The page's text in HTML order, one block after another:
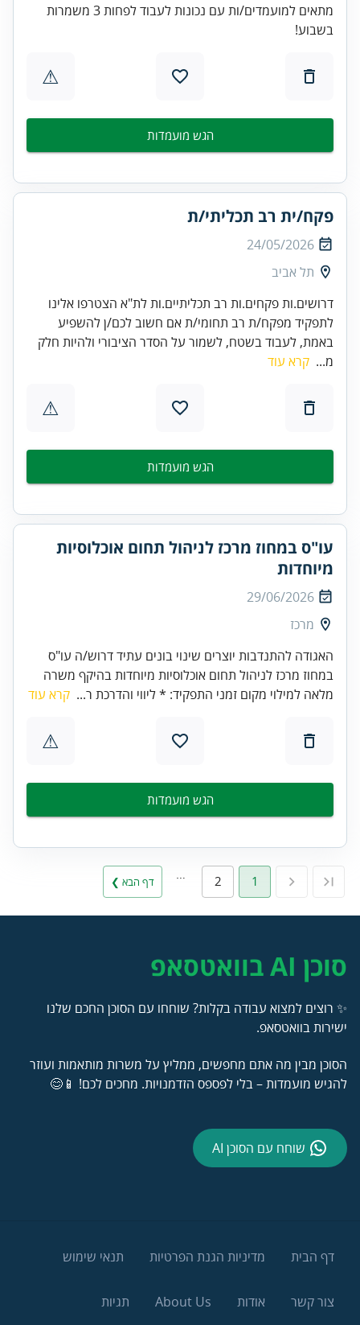
מתאים למועמדים/ות עם נכונות לעבוד לפחות 3 משמרות
בשבוע!
⚠
הגש מועמדות
פקח/ית רב תכליתי/ת
24/05/2026
תל אביב
דרושים.ות פקחים.ות רב תכליתיים.ות לת"א הצטרפו אלינו
לתפקיד מפקח/ת רב תחומי/ת אם חשוב לכם/ן להשפיע
באמת, לעבוד בשטח, לשמור על הסדר הציבורי ולהיות חלק
מ... קרא עוד
⚠
הגש מועמדות
עו"ס במחוז מרכז לניהול תחום אוכלוסיות
מיוחדות
29/06/2026
מרכז
האגודה להתנדבות יוצרים שינוי בונים עתיד דרוש/ה עו"ס
במחוז מרכז לניהול תחום אוכלוסיות מיוחדות בהיקף משרה
מלאה למילוי מקום זמני התפקיד: * ליווי והדרכת ר... קרא עוד
⚠
הגש מועמדות
1
2 דף הבא ❯
סוכן AI בוואטסאפ
✨ רוצים למצוא עבודה בקלות? שוחחו עם הסוכן החכם שלנו
ישירות בוואטסאפ.
הסוכן מבין מה אתם מחפשים, ממליץ על משרות מותאמות ועוזר
להגיש מועמדות – בלי לפספס הזדמנויות. מחכים לכם! 📱😊
שוחח עם הסוכן AI
דף הבית מדיניות הגנת הפרטיות תנאי שימוש
צור קשר אודות About Us תגיות